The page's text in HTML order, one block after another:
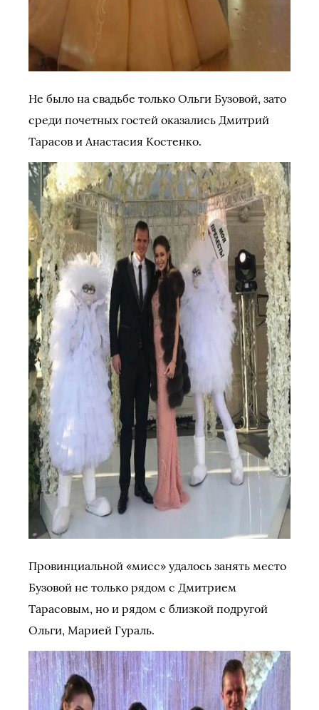
Не было на свадьбе только Ольги Бузовой, зато
среди почетных гостей оказались Дмитрий
Тарасов и Анастасия Костенко.
Провинциальной «мисс» удалось занять место
Бузовой не только рядом с Дмитрием
Тарасовым, но и рядом с близкой подругой
Ольги, Марией Гураль.